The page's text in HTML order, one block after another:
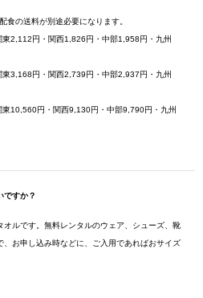
食の送料が別途必要になります。
2,112円・関西1,826円・中部1,958円・九州
3,168円・関西2,739円・中部2,937円・九州
10,560円・関西9,130円・中部9,790円・九州
ですか？
オルです。無料レンタルのウェア、シューズ、靴
お申し込み時などに、ご入用であればおサイズ